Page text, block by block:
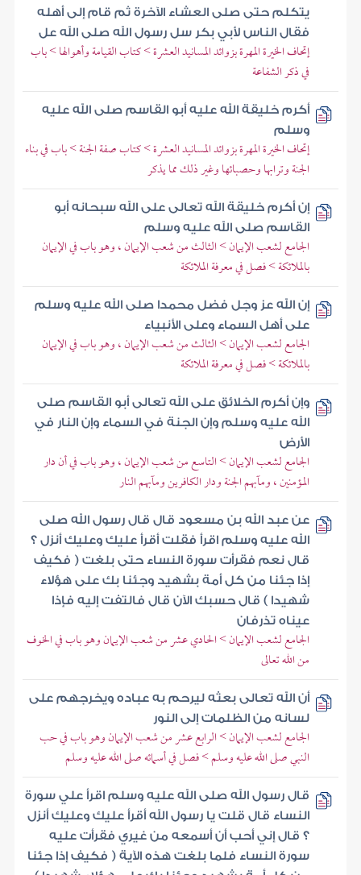
يتكلم حتى صلى العشاء الآخرة ثم قام إلى أهله
فقال الناس لأبي بكر سل رسول الله صلى الله عل
إتحاف الخيرة المهرة بزوائد المسانيد العشرة > كتاب القيامة وأهوالها > باب
في ذكر الشفاعة
أكرم خليقة الله عليه أبو القاسم صلى الله عليه
وسلم
إتحاف الخيرة المهرة بزوائد المسانيد العشرة > كتاب صفة الجنة > باب في بناء
الجنة وترابها وحصبائها وغير ذلك مما يذكر
إن أكرم خليقة الله تعالى على الله سبحانه أبو
القاسم صلى الله عليه وسلم
الجامع لشعب الإيمان > الثالث من شعب الإيمان ، وهو باب في الإيمان
بالملائكة > فصل في معرفة الملائكة
إن الله عز وجل فضل محمدا صلى الله عليه وسلم
على أهل السماء وعلى الأنبياء
الجامع لشعب الإيمان > الثالث من شعب الإيمان ، وهو باب في الإيمان
بالملائكة > فصل في معرفة الملائكة
وإن أكرم الخلائق على الله تعالى أبو القاسم صلى
الله عليه وسلم وإن الجنة في السماء وإن النار في
الأرض
الجامع لشعب الإيمان > التاسع من شعب الإيمان ، وهو باب في أن دار
المؤمنين ، ومآبهم الجنة ودار الكافرين ومآبهم النار
عن عبد الله بن مسعود قال قال رسول الله صلى
الله عليه وسلم اقرأ فقلت أقرأ عليك وعليك أنزل ؟
قال نعم فقرأت سورة النساء حتى بلغت ( فكيف
إذا جئنا من كل أمة بشهيد وجئنا بك على هؤلاء
شهيدا ) قال حسبك الآن قال فالتفت إليه فإذا
عيناه تذرفان
الجامع لشعب الإيمان > الحادي عشر من شعب الإيمان وهو باب في الخوف
من الله تعالى
أن الله تعالى بعثه ليرحم به عباده ويخرجهم على
لسانه من الظلمات إلى النور
الجامع لشعب الإيمان > الرابع عشر من شعب الإيمان وهو باب في حب
النبي صلى الله عليه وسلم > فصل في أسمائه صلى الله عليه وسلم
قال رسول الله صلى الله عليه وسلم اقرأ علي سورة
النساء قال قلت يا رسول الله أقرأ عليك وعليك أنزل
؟ قال إني أحب أن أسمعه من غيري فقرأت عليه
سورة النساء فلما بلغت هذه الآية ( فكيف إذا جئنا